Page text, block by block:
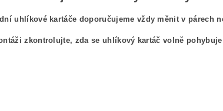
uhlíkové kartáče doporučujeme vždy měnit v párech
zkontrolujte, zda se uhlíkový kartáč volně